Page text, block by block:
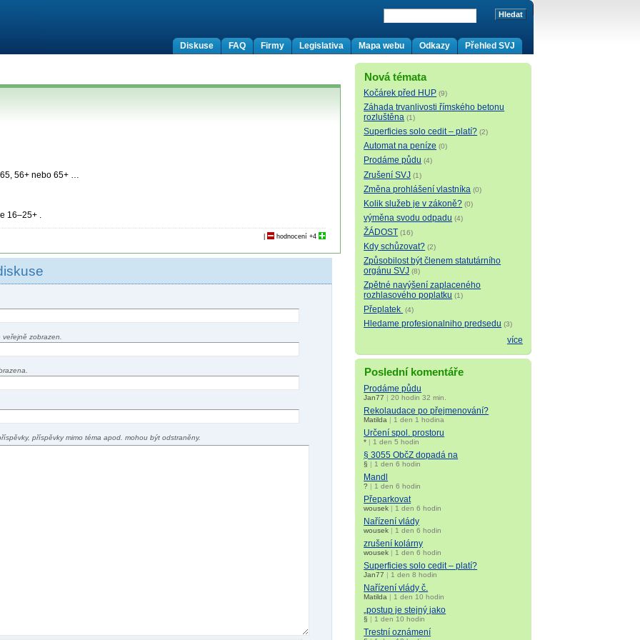
Přehled SVJ
Odkazy
Mapa webu
Legislativa
Firmy
FAQ
Diskuse
Nová témata
Kočárek před HUP (9)
Záhada trvanlivosti římského betonu
rozluštěna (1)
Superficies solo cedit – platí? (2)
Automat na peníze (0)
Prodáme půdu (4)
Zrušení SVJ (1)
Změna prohlášení vlastníka (0)
Kolik služeb je v zákoně? (0)
výměna svodu odpadu (4)
ŽÁDOST (16)
Kdy schůzovat? (2)
Způsobilost být členem statutárního
orgánu SVJ (8)
Zpětné navýšení zaplaceného
rozhlasového poplatku (1)
Přeplatek (4)
Hledame profesionalniho predsedu (3)
více
Poslední komentáře
Prodáme půdu
Jan77 |20 hodin 32 min.
Rekolaudace po přejmenování?
Matilda | 1 den 1 hodina
Určení spol. prostoru
* | 1 den 5 hodin
§ 3055 ObčZ dopadá na
§ | 1 den 6 hodin
Mandl
? | 1 den 6 hodin
Přeparkovat
wousek | 1 den 6 hodin
Nařízení vlády
wousek | 1 den 6 hodin
zrušení kolárny
wousek | 1 den 6 hodin
Superficies solo cedit – platí?
Jan77 | 1 den 8 hodin
Nařízení vlády č.
Matilda | 1 den 10 hodin
„postup je stejný jako
§ | 1 den 10 hodin
Trestní oznámení
56+ nebo 65+ …
16–25+ .
hodnocení +4
zobrazen.
příspěvky mimo téma apod. mohou být odstraněny.